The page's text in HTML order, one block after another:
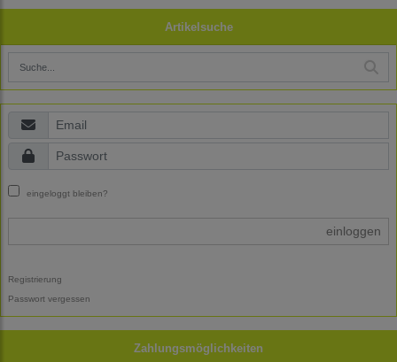
Artikelsuche
eingeloggt bleiben?
einloggen
Registrierung
Passwort vergessen
Zahlungsmöglichkeiten